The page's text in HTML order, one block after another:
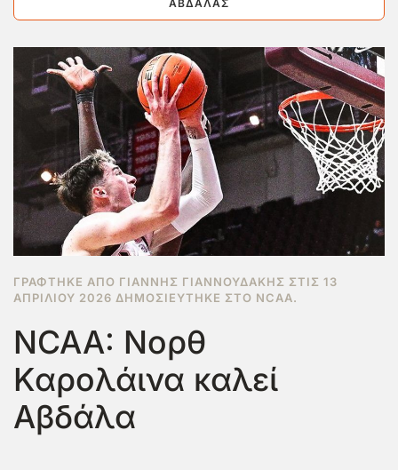
ΑΒΔΆΛΑΣ
ΓΡΆΦΤΗΚΕ ΑΠΌ ΓΙΆΝΝΗΣ ΓΙΑΝΝΟΥΔΆΚΗΣ ΣΤΙΣ 13
ΑΠΡΙΛΊΟΥ 2026 ΔΗΜΟΣΙΕΎΤΗΚΕ ΣΤΟ NCAA.
NCAA: Νορθ
Καρολάινα καλεί
Αβδάλα